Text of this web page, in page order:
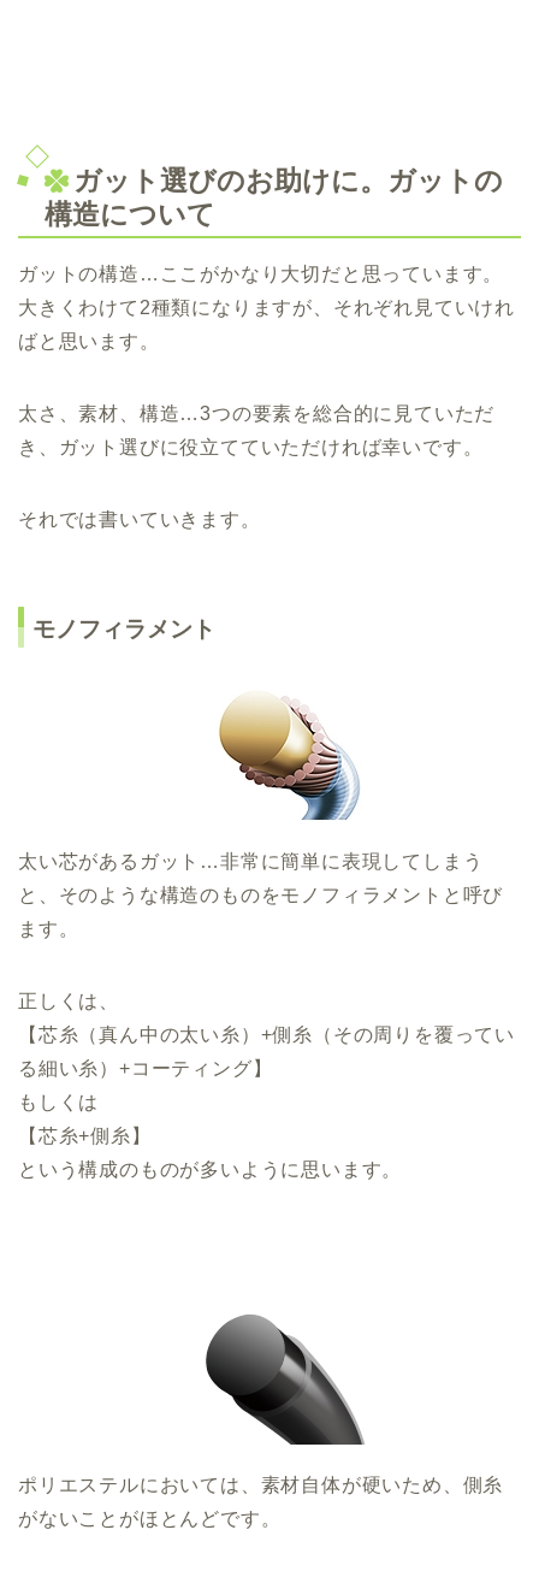
ガット選びのお助けに。ガットの
構造について
ガットの構造…ここがかなり大切だと思っています。
大きくわけて2種類になりますが、それぞれ見ていけれ
ばと思います。
太さ、素材、構造…3つの要素を総合的に見ていただ
き、ガット選びに役立てていただければ幸いです。
それでは書いていきます。
モノフィラメント
太い芯があるガット…非常に簡単に表現してしまう
と、そのような構造のものをモノフィラメントと呼び
ます。
正しくは、
【芯糸（真ん中の太い糸）+側糸（その周りを覆ってい
る細い糸）+コーティング】
もしくは
【芯糸+側糸】
という構成のものが多いように思います。
ポリエステルにおいては、素材自体が硬いため、側糸
がないことがほとんどです。